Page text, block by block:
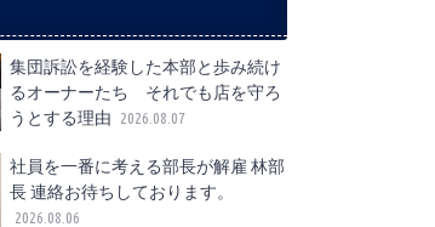
集団訴訟を経験した本部と歩み続け
るオーナーたち それでも店を守ろ
うとする理由
2026.08.07
社員を一番に考える部長が解雇 林部
長 連絡お待ちしております。
2026.08.06